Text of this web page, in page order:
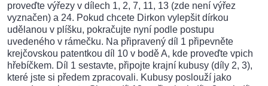
proveďte výřezy v dílech 1, 2, 7, 11, 13 (zde není výřez
vyznačen) a 24. Pokud chcete Dirkon vylepšit dírkou
udělanou v plíšku, pokračujte nyní podle postupu
uvedeného v rámečku. Na připravený díl 1 připevněte
krejčovskou patentkou díl 10 v bodě A, kde proveďte vpich
hřebíčkem. Díl 1 sestavte, připojte krajní kubusy (díly 2, 3),
které jste si předem zpracovali. Kubusy poslouží jako